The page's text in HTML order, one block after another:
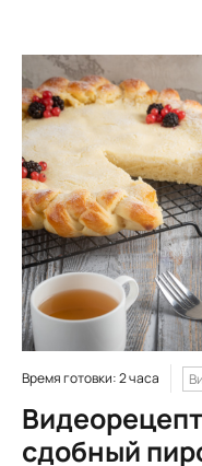
Время готовки: 2 часа
сдобный